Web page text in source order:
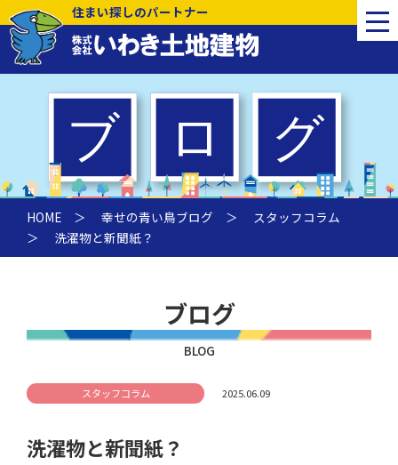
住まい探しのパートナー
HOME ＞ 幸せの青い鳥ブログ ＞ スタッフコラム
＞ 洗濯物と新聞紙？
ブログ
BLOG
スタッフコラム 2025.06.09
洗濯物と新聞紙？